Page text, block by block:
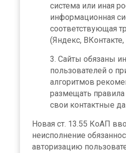
система или иная
информационная
соответствующая
(Яндекс,
Сайты обязаны
пользователей о
алгоритмов
размещать
свои контактные
Новая ст. 13.55 КоАП
неисполнение
авторизацию